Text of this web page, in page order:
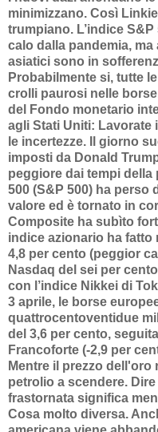
minimizzano. Così
trumpiano. L’indice
calo dalla pandemia,
asiatici sono in
Probabilmente si, tutte
crolli paurosi nelle
del Fondo monetario
agli Stati Uniti:
le incertezze. Il giorno
imposti da Donald
peggiore dai tempi
500 (S&P 500) ha perso
valore ed è tornato in
Composite ha subìto
indice azionario ha fatto
4,8 per cento (peggior
Nasdaq del sei per
con l’indice Nikkei di
3 aprile, le borse
quattrocentoventidue
del 3,6 per cento,
Francoforte (-2,9 per
Mentre il prezzo dell'oro
petrolio a scendere.
frastornata significa
Cosa molto diversa.